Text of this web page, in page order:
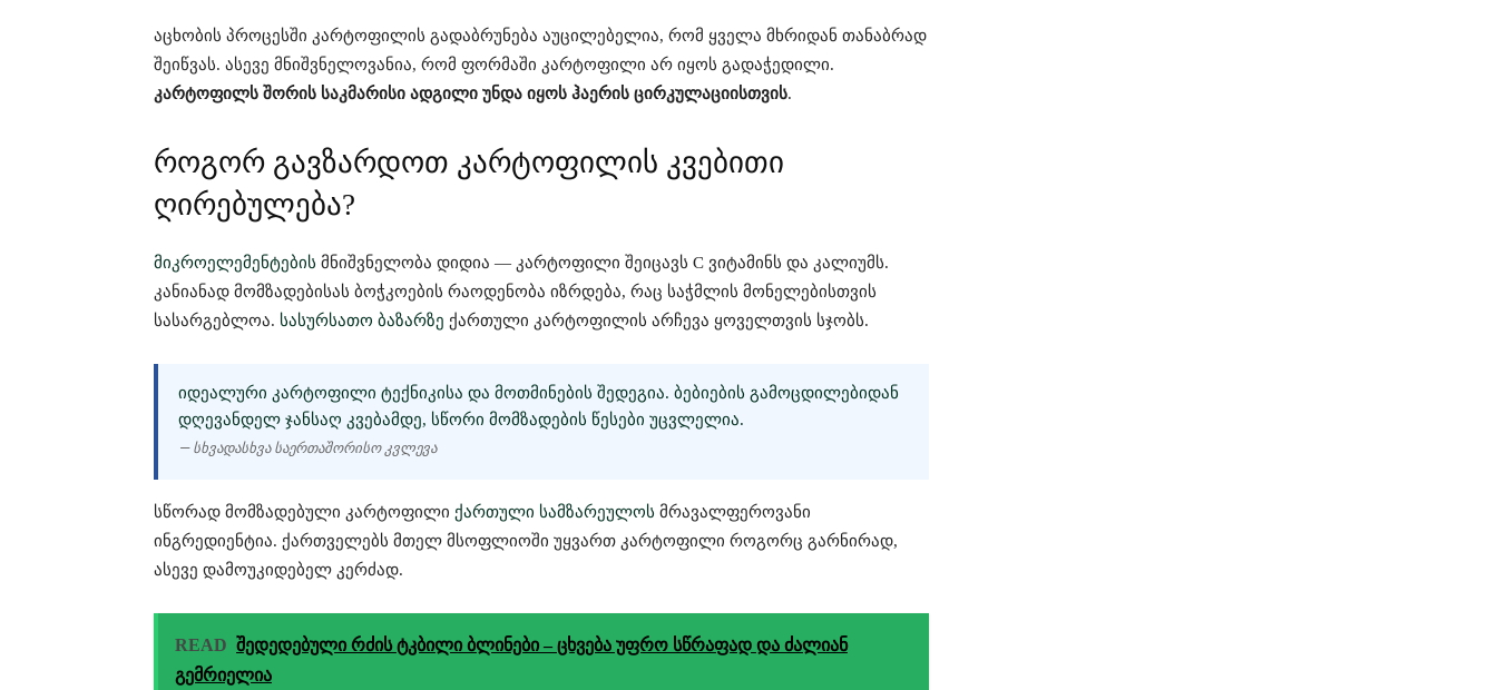
აცხობის პროცესში კარტოფილის გადაბრუნება აუცილებელია, რომ ყველა მხრიდან თანაბრად
შეიწვას. ასევე მნიშვნელოვანია, რომ ფორმაში კარტოფილი არ იყოს გადაჭედილი.
კარტოფილს შორის საკმარისი ადგილი უნდა იყოს ჰაერის ცირკულაციისთვის.
როგორ გავზარდოთ კარტოფილის კვებითი
ღირებულება?
მიკროელემენტების მნიშვნელობა დიდია — კარტოფილი შეიცავს C ვიტამინს და კალიუმს.
კანიანად მომზადებისას ბოჭკოების რაოდენობა იზრდება, რაც საჭმლის მონელებისთვის
სასარგებლოა. სასურსათო ბაზარზე ქართული კარტოფილის არჩევა ყოველთვის სჯობს.
ᲘᲓᲔᲐᲚᲣᲠᲘ ᲙᲐᲠᲢᲝᲤᲘᲚᲘ ᲢᲔᲥᲜᲘᲙᲘᲡᲐ ᲓᲐ ᲛᲝᲗᲛᲘᲜᲔᲑᲘᲡ ᲨᲔᲓᲔᲒᲘᲐ. ᲑᲔᲑᲘᲔᲑᲘᲡ ᲒᲐᲛᲝᲪᲓᲘᲚᲔᲑᲘᲓᲐᲜ
ᲓᲦᲔᲕᲐᲜᲓᲔᲚ ᲯᲐᲜᲡᲐᲦ ᲙᲕᲔᲑᲐᲛᲓᲔ, ᲡᲬᲝᲠᲘ ᲛᲝᲛᲖᲐᲓᲔᲑᲘᲡ ᲬᲔᲡᲔᲑᲘ ᲣᲪᲕᲚᲔᲚᲘᲐ.
— სხვადასხვა საერთაშორისო კვლევა
სწორად მომზადებული კარტოფილი ქართული სამზარეულოს მრავალფეროვანი
ინგრედიენტია. ქართველებს მთელ მსოფლიოში უყვართ კარტოფილი როგორც გარნირად,
ასევე დამოუკიდებელ კერძად.
READ შედედებული რძის ტკბილი ბლინები – ცხვება უფრო სწრაფად და ძალიან
გემრიელია